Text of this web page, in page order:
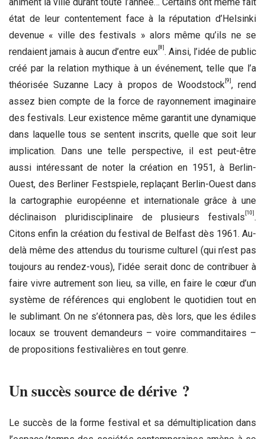
état de leur contentement face à la réputation d’Helsinki
devenue « ville des festivals » alors même qu’ils ne se
rendaient jamais à aucun d’entre eux [8] . Ainsi, l’idée de public
créé par la relation mythique à un événement, telle que l’a
théorisée Suzanne Lacy à propos de Woodstock [9] , rend
assez bien compte de la force de rayonnement imaginaire
des festivals. Leur existence même garantit une dynamique
dans laquelle tous se sentent inscrits, quelle que soit leur
implication. Dans une telle perspective, il est peut-être
aussi intéressant de noter la création en 1951, à Berlin-
Ouest, des Berliner Festspiele, replaçant Berlin-Ouest dans
la cartographie européenne et internationale grâce à une
déclinaison pluridisciplinaire de plusieurs festivals [10] .
Citons enfin la création du festival de Belfast dès 1961. Au-
delà même des attendus du tourisme culturel (qui n’est pas
toujours au rendez-vous), l’idée serait donc de contribuer à
faire vivre autrement son lieu, sa ville, en faire le cœur d’un
système de références qui englobent le quotidien tout en
le sublimant. On ne s’étonnera pas, dès lors, que les édiles
locaux se trouvent demandeurs – voire commanditaires –
de propositions festivalières en tout genre.
Un succès source de dérive ?
Le succès de la forme festival et sa démultiplication dans